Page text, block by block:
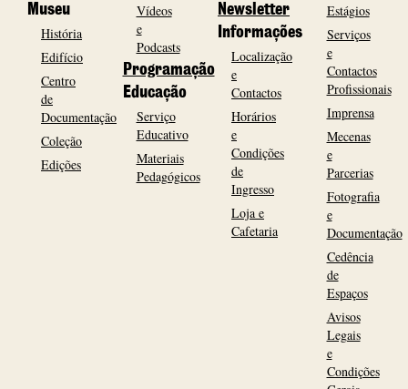
Museu
História
Edifício
Centro
de
Documentação
Coleção
Edições
Vídeos
e
Podcasts
Programação
Educação
Serviço
Educativo
Materiais
Pedagógicos
Newsletter
Informações
Localização
e
Contactos
Horários
e
Condições
de
Ingresso
Loja e
Cafetaria
Estágios
Serviços
e
Contactos
Profissionais
Imprensa
Mecenas
e
Parcerias
Fotografia
e
Documentação
Cedência
de
Espaços
Avisos
Legais
e
Condições